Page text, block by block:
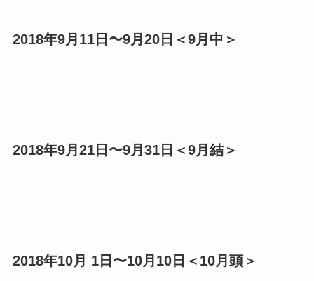
2018年9月11日〜9月20日＜9月中＞
2018年9月21日〜9月31日＜9月結＞
2018年10月 1日〜10月10日＜10月頭＞